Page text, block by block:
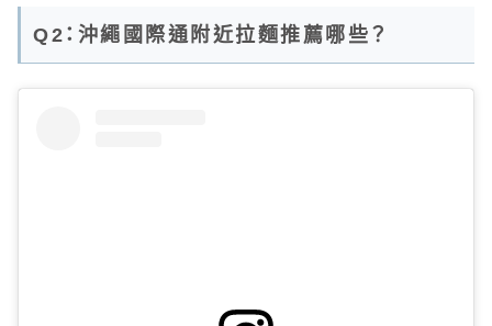
Q2：沖繩國際通附近拉麵推薦哪些？